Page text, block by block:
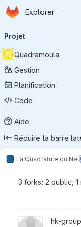
Passer au contenu principal
Page d'accueil
Explorer
Projet
Quadramoula
Gestion
Planification
Code
Aide
Réduire la barre
La Quadrature du Net
3 forks: 2 public,
Afficher le projet
hk-